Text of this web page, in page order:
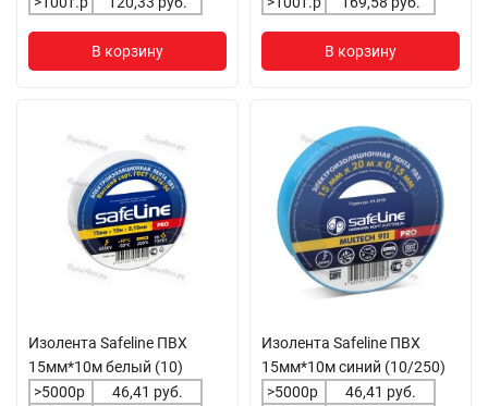
В корзину В корзину
Изолента Safeline ПВХ
15мм*10м белый (10)
>5000р
46,41 руб.
Изолента Safeline ПВХ
15мм*10м синий (10/250)
>5000р
46,41 руб.